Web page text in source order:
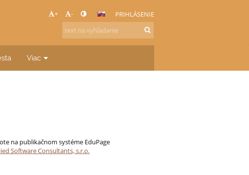
+ - PRIHLÁSENIE
Viac
na publikačnom systéme EduPage
Software Consultants, s.r.o.